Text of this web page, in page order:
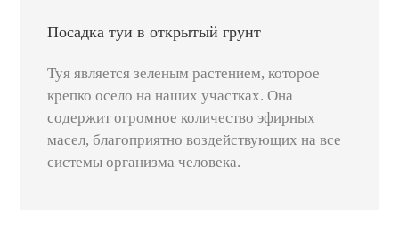
Посадка туи в открытый грунт
Туя является зеленым растением, которое
крепко осело на наших участках. Она
содержит огромное количество эфирных
масел, благоприятно воздействующих на все
системы организма человека.